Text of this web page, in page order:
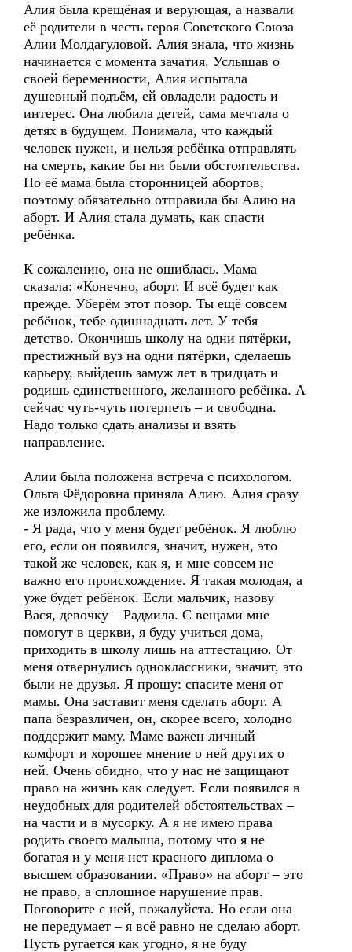
Алия была крещёная и верующая, а назвали
её родители в честь героя Советского Союза
Алии Молдагуловой. Алия знала, что жизнь
начинается с момента зачатия. Услышав о
своей беременности, Алия испытала
душевный подъём, ей овладели радость и
интерес. Она любила детей, сама мечтала о
детях в будущем. Понимала, что каждый
человек нужен, и нельзя ребёнка отправлять
на смерть, какие бы ни были обстоятельства.
Но её мама была сторонницей абортов,
поэтому обязательно отправила бы Алию на
аборт. И Алия стала думать, как спасти
ребёнка.
К сожалению, она не ошиблась. Мама
сказала: «Конечно, аборт. И всё будет как
прежде. Уберём этот позор. Ты ещё совсем
ребёнок, тебе одиннадцать лет. У тебя
детство. Окончишь школу на одни пятёрки,
престижный вуз на одни пятёрки, сделаешь
карьеру, выйдешь замуж лет в тридцать и
родишь единственного, желанного ребёнка. А
сейчас чуть-чуть потерпеть – и свободна.
Надо только сдать анализы и взять
направление.
Алии была положена встреча с психологом.
Ольга Фёдоровна приняла Алию. Алия сразу
же изложила проблему.
- Я рада, что у меня будет ребёнок. Я люблю
его, если он появился, значит, нужен, это
такой же человек, как я, и мне совсем не
важно его происхождение. Я такая молодая, а
уже будет ребёнок. Если мальчик, назову
Вася, девочку – Радмила. С вещами мне
помогут в церкви, я буду учиться дома,
приходить в школу лишь на аттестацию. От
меня отвернулись одноклассники, значит, это
были не друзья. Я прошу: спасите меня от
мамы. Она заставит меня сделать аборт. А
папа безразличен, он, скорее всего, холодно
поддержит маму. Маме важен личный
комфорт и хорошее мнение о ней других о
ней. Очень обидно, что у нас не защищают
право на жизнь как следует. Если появился в
неудобных для родителей обстоятельствах –
на части и в мусорку. А я не имею права
родить своего малыша, потому что я не
богатая и у меня нет красного диплома о
высшем образовании. «Право» на аборт – это
не право, а сплошное нарушение прав.
Поговорите с ней, пожалуйста. Но если она
не передумает – я всё равно не сделаю аборт.
Пусть ругается как угодно, я не буду